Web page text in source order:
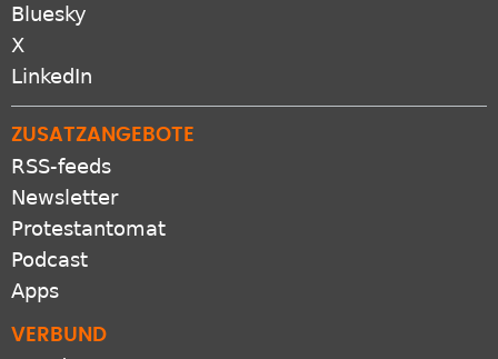
Bluesky
X
LinkedIn
ZUSATZANGEBOTE
RSS-feeds
Newsletter
Protestantomat
Podcast
Apps
VERBUND